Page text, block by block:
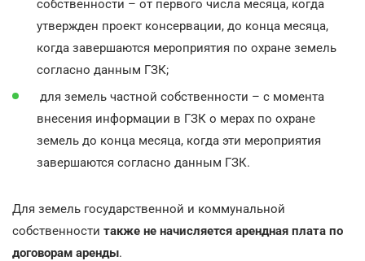
собственности – от первого числа месяца, когда
утвержден проект консервации, до конца месяца,
когда завершаются мероприятия по охране земель
согласно данным ГЗК;
для земель частной собственности – с момента
внесения информации в ГЗК о мерах по охране
земель до конца месяца, когда эти мероприятия
завершаются согласно данным ГЗК.
Для земель государственной и коммунальной
собственности также не начисляется арендная плата по
договорам аренды.